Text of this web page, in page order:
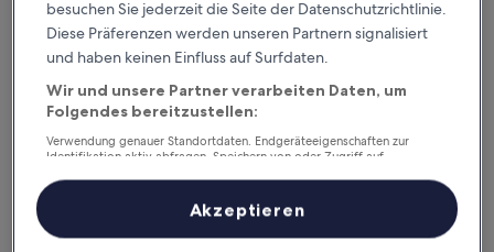
besuchen Sie jederzeit die Seite der Datenschutzrichtlinie.
Diese Präferenzen werden unseren Partnern signalisiert
und haben keinen Einfluss auf Surfdaten.
Wir und unsere Partner verarbeiten Daten, um
Folgendes bereitzustellen:
Verwendung genauer Standortdaten. Endgeräteeigenschaften zur
Identifikation aktiv abfragen. Speichern von oder Zugriff auf
Inhalte, Messung von Werbeleistung und der Performance von Inhalten,
Zielgruppenforschung sowie Entwicklung und Verbesserung von
Liste der Partner (Lieferanten)
Akzeptieren